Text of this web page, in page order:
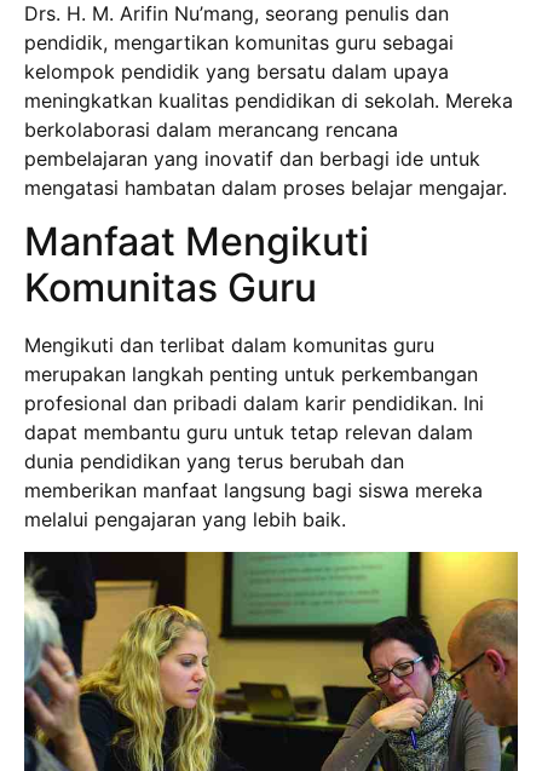
Drs. H. M. Arifin Nu’mang, seorang penulis dan
pendidik, mengartikan komunitas guru sebagai
kelompok pendidik yang bersatu dalam upaya
meningkatkan kualitas pendidikan di sekolah. Mereka
berkolaborasi dalam merancang rencana
pembelajaran yang inovatif dan berbagi ide untuk
mengatasi hambatan dalam proses belajar mengajar.
Manfaat Mengikuti
Komunitas Guru
Mengikuti dan terlibat dalam komunitas guru
merupakan langkah penting untuk perkembangan
profesional dan pribadi dalam karir pendidikan. Ini
dapat membantu guru untuk tetap relevan dalam
dunia pendidikan yang terus berubah dan
memberikan manfaat langsung bagi siswa mereka
melalui pengajaran yang lebih baik.